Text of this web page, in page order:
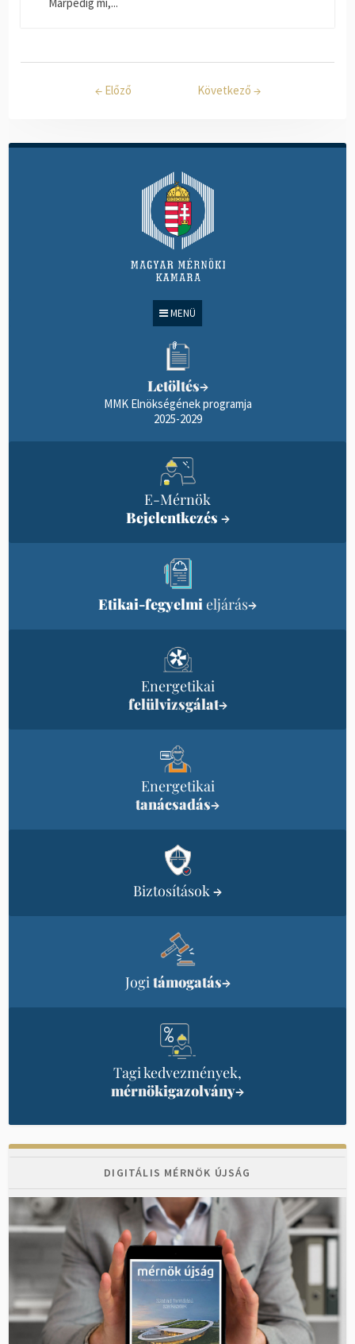
MENÜ
Letöltés→
MMK Elnökségének programja
2025-2029
E-Mérnök
Bejelentkezés →
Etikai-fegyelmieljárás→
Energetikai
felülvizsgálat→
Energetikai
tanácsadás→
Biztosítások →
Jogitámogatás→
Tagi kedvezmények,
mérnökigazolvány→
← Előző Következő →
DIGITÁLIS MÉRNÖK ÚJSÁG